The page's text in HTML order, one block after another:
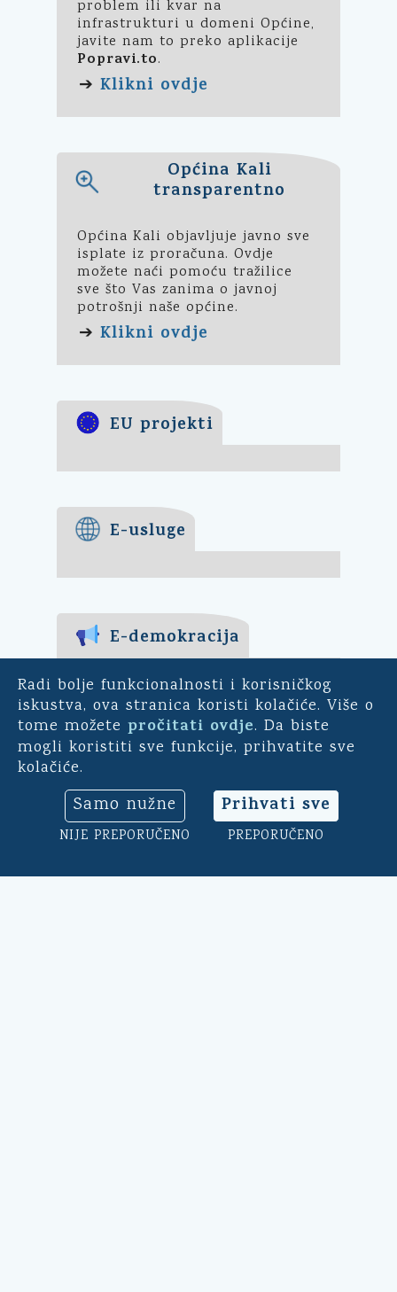
Radi bolje funkcionalnosti i korisničkog
iskustva, ova stranica koristi kolačiće. Više o
tome možete pročitati ovdje. Da biste
mogli koristiti sve funkcije, prihvatite sve
kolačiće.
Samo nužne
NIJE PREPORUČENO
Prihvati sve
PREPORUČENO
problem ili kvar na
infrastrukturi u domeni Općine,
javite nam to preko aplikacije
Popravi.to.
➔ Klikni ovdje
Općina Kali
transparentno
Općina Kali objavljuje javno sve
isplate iz proračuna. Ovdje
možete naći pomoću tražilice
sve što Vas zanima o javnoj
potrošnji naše općine.
➔ Klikni ovdje
EU projekti
E-usluge
E-demokracija
Za mještane Općine Kali -
uključite se u ankete o
pitanjima bitnim za našu
općinu. Sudjelujte u
savjetodavnim e-referendumima.
Osim toga, na ovoj aplikaciji
možete ocijeniti rad općinskog
načelnika, vijeća i uprave.
➔Klikni ovdje